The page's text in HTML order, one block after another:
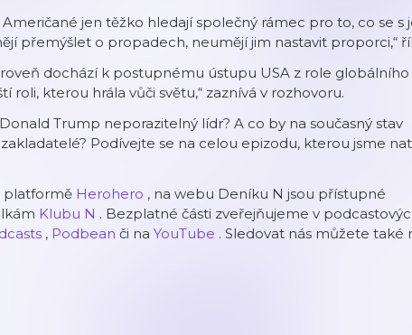
jen těžko hledají společný rámec pro to, co se s
přemýšlet o propadech, neumějí jim nastavit proporci,“
dochází k postupnému ústupu USA z role globálního
roli, kterou hrála vůči světu,“ zaznívá v rozhovoru.
Trump neporazitelný lídr? A co by na současný stav
Podívejte se na celou epizodu, kterou jsme
platformě Herohero , na webu Deníku N jsou přístupné
Klubu N . Bezplatné části zveřejňujeme v
, Podbean či na YouTube . Sledovat nás můžete také